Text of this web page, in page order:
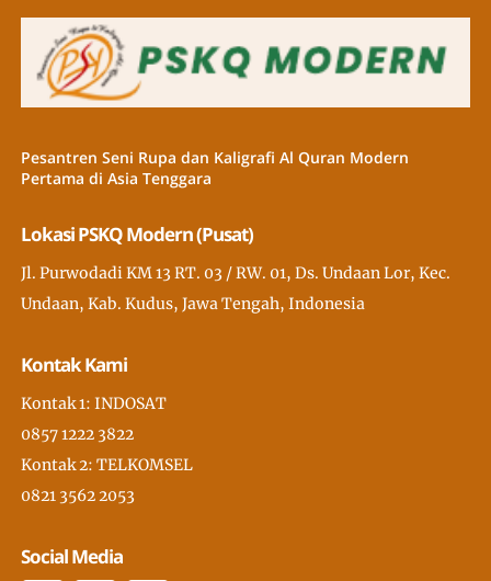
Pesantren Seni Rupa dan Kaligrafi Al Quran Modern
Pertama di Asia Tenggara
Lokasi PSKQ Modern (Pusat)
Jl. Purwodadi KM 13 RT. 03 / RW. 01, Ds. Undaan Lor, Kec.
Undaan, Kab. Kudus, Jawa Tengah, Indonesia
Kontak Kami
Kontak 1: INDOSAT
0857 1222 3822
Kontak 2: TELKOMSEL
0821 3562 2053
Social Media